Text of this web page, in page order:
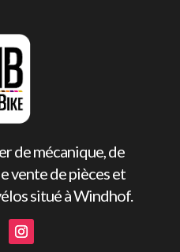
de mécanique, de
vente de pièces et
situé à Windhof.